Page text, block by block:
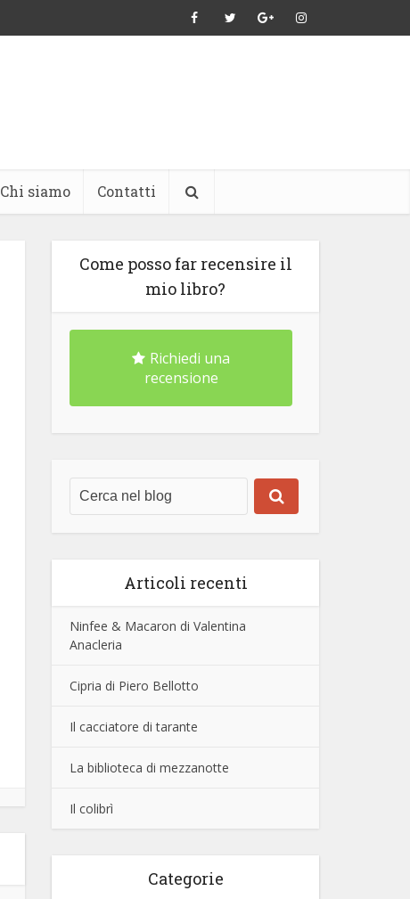
Chi siamo Contatti
Come posso far recensire il
mio libro?
Richiedi una
recensione
Articoli recenti
Ninfee & Macaron di Valentina
Anacleria
Cipria di Piero Bellotto
Il cacciatore di tarante
La biblioteca di mezzanotte
Il colibrì
Categorie